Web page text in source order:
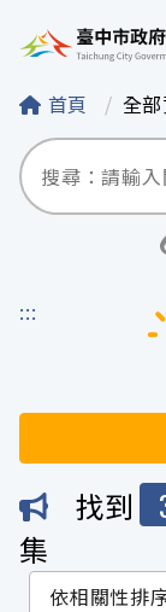
臺中
首頁 全
:::
機關
臺中市政
找到
集
依相關性排